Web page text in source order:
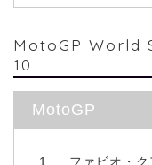
MotoGP World
10
MotoGP
1
ファビオ・ク